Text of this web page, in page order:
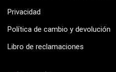
Privacidad
Política de cambio y devolución
Libro de reclamaciones